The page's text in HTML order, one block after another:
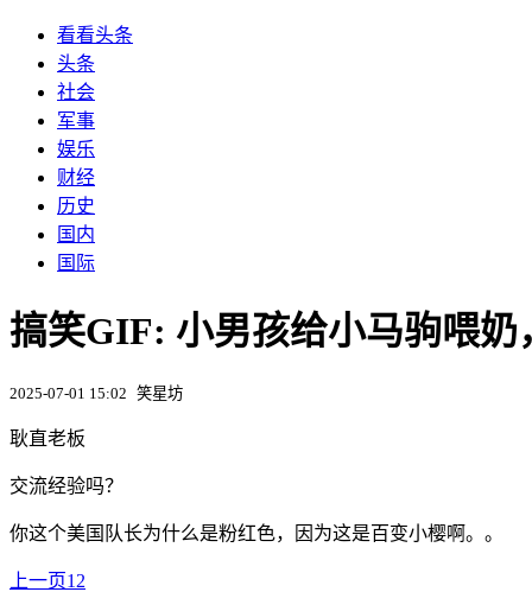
看看头条
头条
社会
军事
娱乐
财经
历史
国内
国际
搞笑GIF: 小男孩给小马驹喂
2025-07-01 15:02 笑星坊
耿直老板
交流经验吗？
你这个美国队长为什么是粉红色，因为这是百变小樱啊。。
上一页1 2